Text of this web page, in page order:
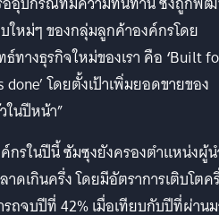
ใหม่ๆ ของกลุ่มลูกค้าองค์กรโดย
ทางธุรกิจใหม่ของเรา คือ ‘Built
โดยตั้งเป้าเพิ่มยอดขายของ
นปีหน้า”
กรในปีนี้ ซัมซุงยังครองตำแหน่งผู้
ดเกินครึ่ง โดยมีอัตราการเติบโตค
ถจบปีที่ 42% เมื่อเทียบกับปีที่ผ่าน